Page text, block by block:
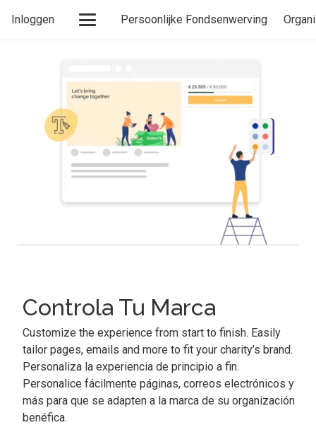
Inloggen Persoonlijke Fondsenwerving
Controla Tu Marca
Customize the experience from start to finish. Easily
tailor pages, emails and more to fit your charity’s brand.
Personaliza la experiencia de principio a fin.
Personalice fácilmente páginas, correos electrónicos y
más para que se adapten a la marca de su organización
benéfica.